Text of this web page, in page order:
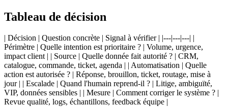
Tableau de décision
| Décision | Question concrète | Signal à vérifier | |---|---|---| |
Périmètre | Quelle intention est prioritaire ? | Volume, urgence,
impact client | | Source | Quelle donnée fait autorité ? | CRM,
catalogue, commande, ticket, agenda | | Automatisation | Quelle
action est autorisée ? | Réponse, brouillon, ticket, routage, mise à
jour | | Escalade | Quand l'humain reprend-il ? | Litige, ambiguïté,
VIP, données sensibles | | Mesure | Comment corriger le système ? |
Revue qualité, logs, échantillons, feedback équipe |